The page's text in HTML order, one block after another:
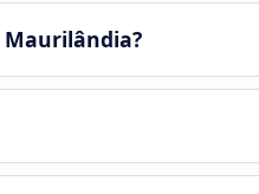
Maurilândia?